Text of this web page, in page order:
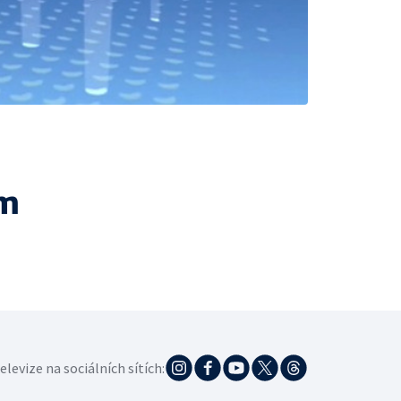
na sociálních sítích: